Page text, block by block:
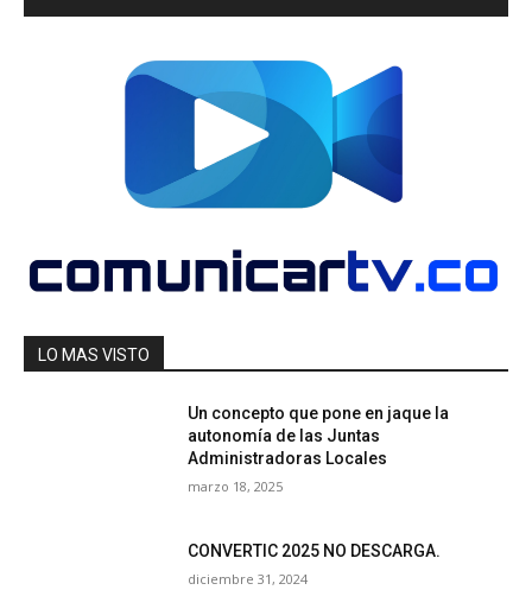
LO MAS VISTO
Un concepto que pone en jaque la
autonomía de las Juntas
Administradoras Locales
marzo 18, 2025
CONVERTIC 2025 NO DESCARGA.
diciembre 31, 2024